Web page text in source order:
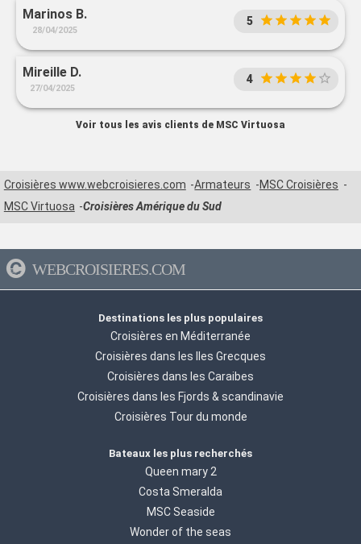
Marinos B.
28/04/2025
5
Mireille D.
27/04/2025
4
Voir tous les avis clients de MSC Virtuosa
Croisières www.webcroisieres.com Armateurs
MSC Croisières
MSC Virtuosa
Croisières Amérique du Sud
WEBCROISIERES.COM
Destinations les plus populaires
Croisières en Méditerranée
Croisières dans les Iles Grecques
Croisières dans les Caraibes
Croisières dans les Fjords & scandinavie
Croisières Tour du monde
Bateaux les plus recherchés
Queen mary 2
Costa Smeralda
MSC Seaside
Wonder of the seas